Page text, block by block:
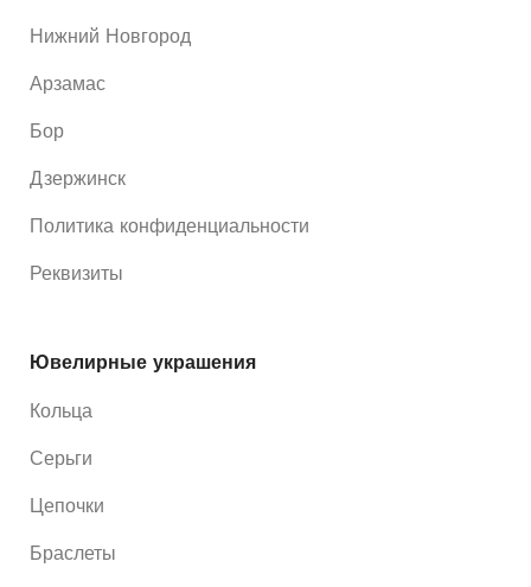
Нижний Новгород
Арзамас
Бор
Дзержинск
Политика конфиденциальности
Реквизиты
Ювелирные украшения
Кольца
Серьги
Цепочки
Браслеты